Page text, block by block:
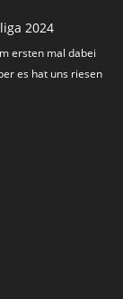
2024
ersten mal dabei
es hat uns riesen